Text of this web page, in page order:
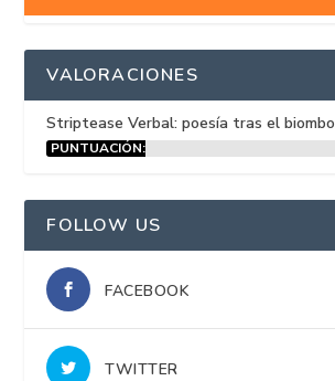
VALORACIONES
Striptease Verbal: poesía tras el biombo
PUNTUACIÓN:
FOLLOW US
FACEBOOK
TWITTER